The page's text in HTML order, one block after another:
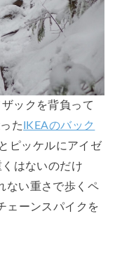
ックを背負って
た IKEAのバック
ピッケルにアイゼ
はないのだけ
ない重さで歩くペ
ェーンスパイクを